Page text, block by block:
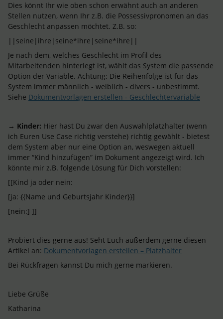
Dies könnt Ihr wie oben schon erwähnt auch an anderen
Stellen nutzen, wenn Ihr z.B. die Possessivpronomen an das
Geschlecht anpassen möchtet. Z.B. so:
||seine|ihre|seine*ihre|seine*ihre||
Je nach dem, welches Geschlecht im Profil des
Mitarbeitenden hinterlegt ist, wählt das System die passende
Option der Variable. Achtung: Die Reihenfolge ist für das
System immer männlich - weiblich - divers - unbestimmt.
Siehe Dokumentvorlagen erstellen - Geschlechtervariable
→ Kinder: Hier hast Du zwar den Auswahlplatzhalter (wenn
ich Euren Use Case richtig verstehe) richtig gewählt - bietest
dem System aber nur eine Option an, weswegen aktuell
immer “Kind hinzufügen” im Dokument angezeigt wird. Ich
könnte mir z.B. folgende Lösung für Dich vorstellen:
[[Kind ja oder nein:
[ja: {{Name und Geburtsjahr Kinder}}]
[nein:] ]]
Probiert dies gerne aus! Seht Euch außerdem gerne diesen
Artikel an: Dokumentvorlagen erstellen – Platzhalter
Bei Rückfragen kannst Du mich gerne markieren.
Liebe Grüße
Katharina